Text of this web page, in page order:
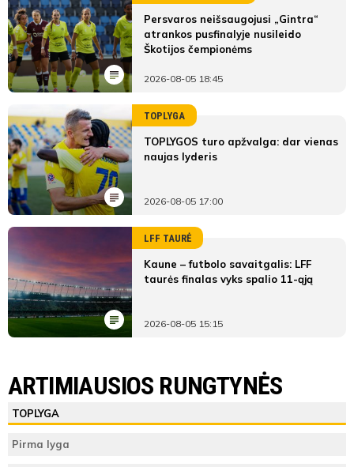
Persvaros neišsaugojusi „Gintra“
atrankos pusfinalyje nusileido
Škotijos čempionėms
2026-08-05 18:45
TOPLYGA
TOPLYGOS turo apžvalga: dar vienas
naujas lyderis
2026-08-05 17:00
LFF TAURĖ
Kaune – futbolo savaitgalis: LFF
taurės finalas vyks spalio 11-ąją
2026-08-05 15:15
Nemunas
Cementininkas
FK Cementininkas
FK Nemunas
Pirmas
ARTIMIAUSIOS RUNGTYNĖS
TOPLYGA
Pirma lyga